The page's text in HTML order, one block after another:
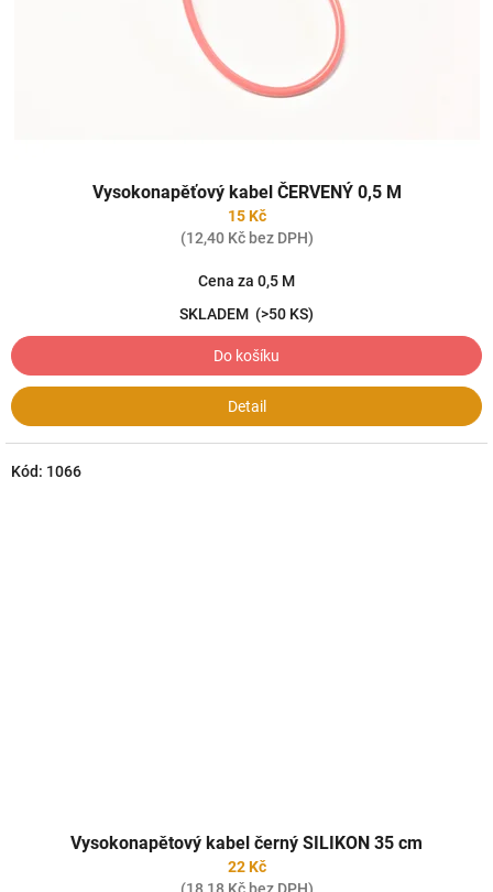
Vysokonapěťový kabel ČERVENÝ 0,5 M
15 Kč
(12,40 Kč bez DPH)
Cena za 0,5 M
SKLADEM (>50 KS)
Do košíku
Detail
Vysokonapětový kabel černý SILIKON 35 cm
22 Kč
Kód: 1066